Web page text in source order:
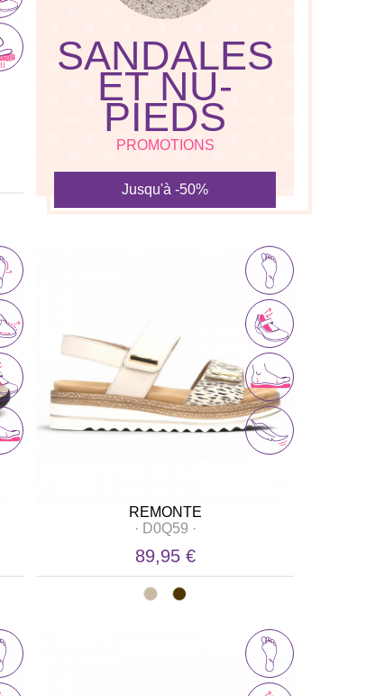
SANDALES
ET NU-
PIEDS
PROMOTIONS
Jusqu'à -50%
REMONTE
· D0Q59 ·
89,95 €